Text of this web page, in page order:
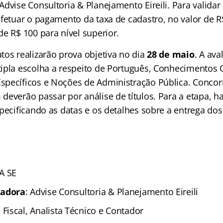
Consultoria & Planejamento Eireili. Para
o pagamento da taxa de cadastro, no valor de
R$ 100 para nível superior.
realizarão prova objetiva no dia28 de maio. A
escolha a respeito de Português, Conhecimentos
e Noções de Administração Pública.
passar por análise de títulos. Para a etapa,
as datas e os detalhes sobre a entrega
SE
: Advise Consultoria & Planejamento Eireili
Fiscal, Analista Técnico e Contador